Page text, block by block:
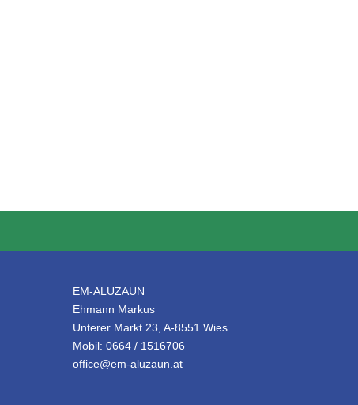
EM-ALUZAUN
Ehmann Markus
Unterer Markt 23, A-8551 Wies
Mobil: 0664 / 1516706
office@em-aluzaun.at